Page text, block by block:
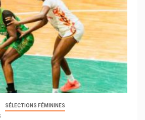
SÉLECTIONS FÉMININES